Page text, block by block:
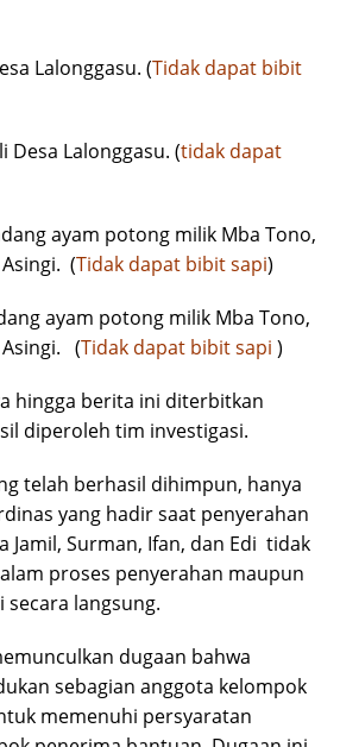
Lalonggasu. (Tidak dapat bibit
Desa Lalonggasu. (tidak dapat
ayam potong milik Mba Tono,
(Tidak dapat bibit sapi)
ayam potong milik Mba Tono,
(Tidak dapat bibit sapi )
hingga berita ini diterbitkan
diperoleh tim investigasi.
telah berhasil dihimpun, hanya
yang hadir saat penyerahan
Jamil, Surman, Ifan, dan Edi tidak
proses penyerahan maupun
langsung.
dugaan bahwa
sebagian anggota kelompok
memenuhi persyaratan